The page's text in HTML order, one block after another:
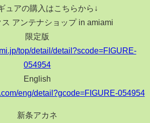
ュアの購入はこちらから↓
ス アンテナショップ in amiami
限定版
top/detail/detail?scode=FIGURE-
054954
English
eng/detail?gcode=FIGURE-054954
新条アカネ